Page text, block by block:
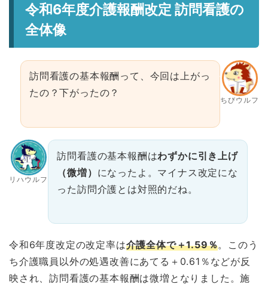
令和6年度介護報酬改定 訪問看護の
全体像
ちびウルフ
訪問看護の基本報酬って、今回は上がっ
たの？下がったの？
リハウルフ
訪問看護の基本報酬はわずかに引き上げ
（微増） になったよ。マイナス改定にな
った訪問介護とは対照的だね。
令和6年度改定の改定率は介護全体で＋1.59％。このう
ち介護職員以外の処遇改善にあてる＋0.61％などが反
映され、訪問看護の基本報酬は微増となりました。施